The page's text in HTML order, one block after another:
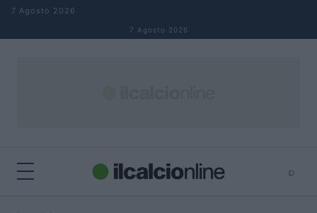
Salta al contenuto
7 Agosto 2026
7 Agosto 2026
⌕